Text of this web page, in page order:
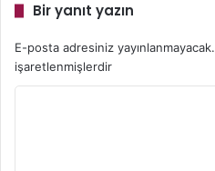
Bir yanıt yazın
E-posta adresiniz yayınlanmayacak.
işaretlenmişlerdir